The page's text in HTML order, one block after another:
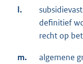
l.
definitief
recht op
m.
algemene